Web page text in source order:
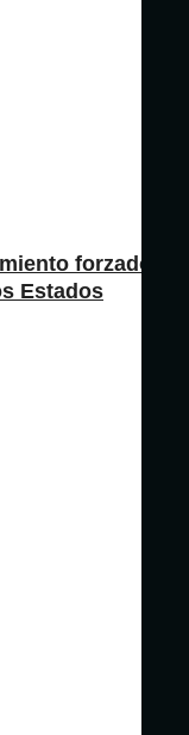
forzado:
Estados